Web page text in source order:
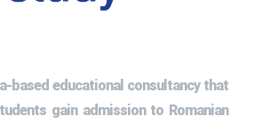
based educational consultancy that
gain admission to Romanian